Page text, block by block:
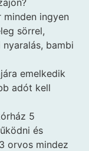
ingyen
sörrel,
bambi
emelkedik
adót kell
5
és
orvos mindez